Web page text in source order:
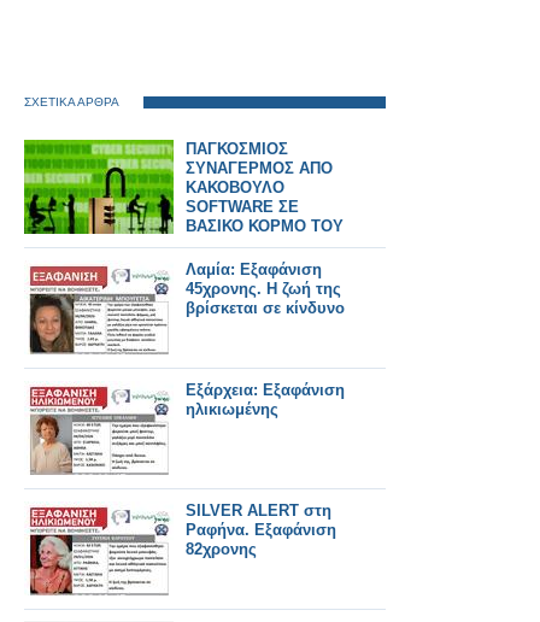
ΣΧΕΤΙΚΑ ΑΡΘΡΑ
ΠΑΓΚΟΣΜΙΟΣ
ΣΥΝΑΓΕΡΜΟΣ ΑΠΟ
ΚΑΚΟΒΟΥΛΟ
SOFTWARE ΣΕ
ΒΑΣΙΚΟ ΚΟΡΜΟ ΤΟΥ
INTERNET
Λαμία: Εξαφάνιση
45χρονης. Η ζωή της
βρίσκεται σε κίνδυνο
Εξάρχεια: Εξαφάνιση
ηλικιωμένης
SILVER ALERT στη
Ραφήνα. Εξαφάνιση
82χρονης